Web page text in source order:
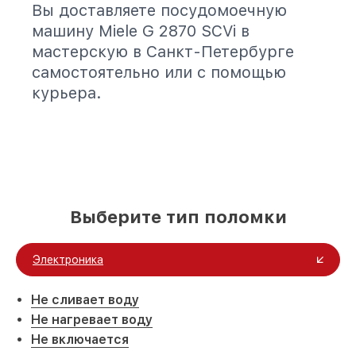
Вы доставляете посудомоечную
машину Miele G 2870 SCVi в
мастерскую в Санкт-Петербурге
самостоятельно или с помощью
курьера.
Выберите тип поломки
Электроника
Не сливает воду
Не нагревает воду
Не включается